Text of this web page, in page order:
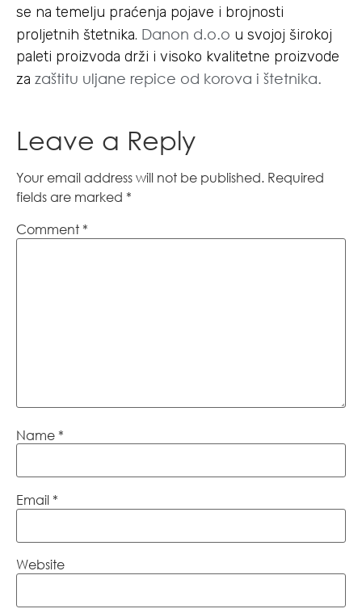
se na temelju praćenja pojave i brojnosti
proljetnih štetnika. Danon d.o.o u svojoj širokoj
paleti proizvoda drži i visoko kvalitetne proizvode
za zaštitu uljane repice od korova i štetnika.
Leave a Reply
Your email address will not be published. Required
fields are marked *
Comment *
Name *
Email *
Website